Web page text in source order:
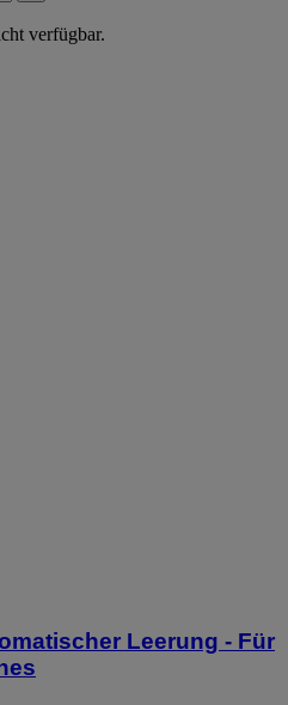
verfügbar.
Leerung - Für